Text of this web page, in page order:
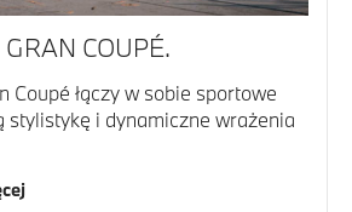
COUPÉ.
Coupé łączy w sobie sportowe
stylistykę i dynamiczne wrażenia